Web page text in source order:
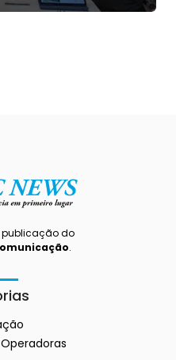
publicação do
.